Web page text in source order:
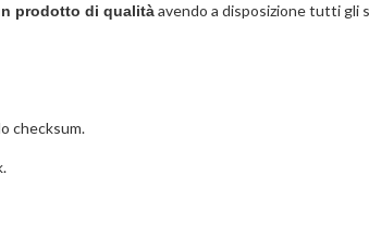
prodotto di qualitàavendo a disposizione tutti gli
checksum.